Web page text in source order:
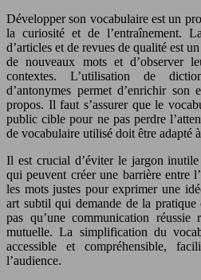
Développer son vocabulaire est un
la curiosité et de l’entraînement.
d’articles et de revues de qualité est
de nouveaux mots et d’observer
contextes. L’utilisation de
d’antonymes permet d’enrichir son
propos. Il faut s’assurer que le
public cible pour ne pas perdre
de vocabulaire utilisé doit être adapté
Il est crucial d’éviter le jargon
qui peuvent créer une barrière entre
les mots justes pour exprimer une
art subtil qui demande de la
pas qu’une communication réussie
mutuelle. La simplification du
accessible et compréhensible,
l’audience.